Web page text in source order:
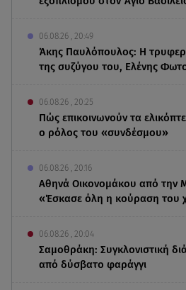
06.08.26 , 20:49
Άκης Παυλόπουλος: Η
της συζύγου του, Ελένης
06.08.26 , 20:25
Πώς επικοινωνούν τα
ο ρόλος του «συνδέσμου»
06.08.26 , 20:16
Αθηνά Οικονομάκου από
«Έσκασε όλη η κούραση του
06.08.26 , 20:04
Σαμοθράκη: Συγκλονιστική
από δύσβατο φαράγγι